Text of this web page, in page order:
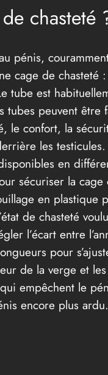
chasteté
pénis,
cage de
tube est
peuvent
confort, la
les
en
sécuriser la
en
de chasteté
l’écart entre
pour
de la verge et
empêchent le
encore plus ardu.